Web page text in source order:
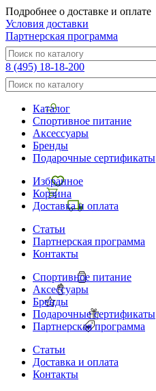
Подробнее о доставке и оплате
Условия доставки
Партнерская программа
8 (495) 18-18-200
Каталог
Спортивное питание
Аксессуары
Бренды
Подарочные сертификаты
Избранное
Корзина
Доставка и оплата
Статьи
Партнерская программа
Контакты
Спортивное питание
Аксессуары
Бренды
Подарочные сертификаты
Партнерская программа
Статьи
Доставка и оплата
Контакты